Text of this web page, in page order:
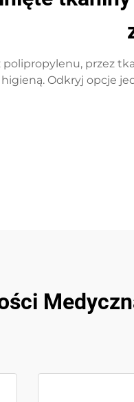
polipropylenu, przez
Odkryj opcje